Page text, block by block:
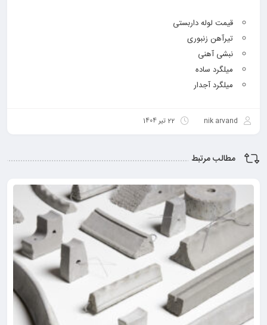
قیمت لوله داربستی
تیرآهن زنبوری
نبشی آهنی
میلگرد ساده
میلگرد آجدار
nik arvand 22 تیر 1404
مطالب مرتبط